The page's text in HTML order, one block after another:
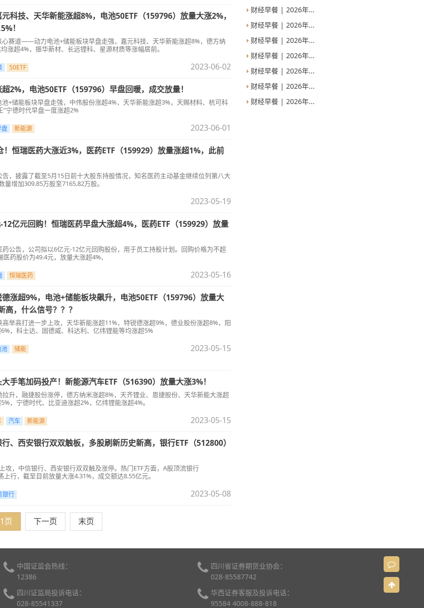
科技、天华新能涨超8%，电池50ETF（159796）放量大涨2%，
！
赛道——动力电池+储能板块早盘走强，嘉元科技、天华新能涨超8%，德方纳
涨超4%，振华新材、长远锂科、星源材质等涨幅居前。
50ETF 2023-06-02
2%，电池50ETF（159796）早盘回暖，成交放量！
+储能板块早盘走强，中伟股份涨超4%，天华新能涨超3%，天赐材料、杭可科
宁德时代早盘一度涨超2%
盘 新能源 2023-06-01
恒瑞医药大涨近3%，医药ETF（159929）放量涨超1%，此前
，披露了截至5月15日前十大股东持股情况，知名医药主动基金继续位列第八大
增加309.85万股至7165.82万股。
2023-05-19
亿元回购！恒瑞医药早盘大涨超4%，医药ETF（159929）放量
公告，公司拟以6亿元-12亿元回购股份，用于员工持股计划。回购价格为不超
药股价为49.4元，放量大涨超4%、
恒瑞医药 2023-05-16
涨超9%，电池+储能板块飙升，电池50ETF（159796）放量大
，什么信号？？？
举高打进一步上攻，天华新能涨超11%，特锐德涨超9%，德业股份涨超8%，阳
，科士达、固德威、科达利、亿纬锂能等均涨超5%
池 储能 2023-05-15
手笔加码投产！新能源汽车ETF（516390）放量大涨3%！
升，融捷股份涨停，德方纳米涨超8%，天齐锂业、恩捷股份、天华新能大涨超
，宁德时代、比亚迪涨超2%，亿纬锂能涨超4%。
汽车 新能源 2023-05-15
、西安银行双双触板，多股刷新历史新高，银行ETF（512800）
攻，中信银行、西安银行双双触及涨停。热门ETF方面，A股顶流银行
上行，截至目前放量大涨4.31%，成交额达8.55亿元。
银行 2023-05-08
页 下一页 末页
财经早餐 | 2026年...
财经早餐 | 2026年...
财经早餐 | 2026年...
财经早餐 | 2026年...
财经早餐 | 2026年...
财经早餐 | 2026年...
财经早餐 | 2026年...
中国证监会热线：
12386
四川证监局投诉电话：
028-85541337
四川省证券期货业协会：
028-85587742
华西证券客服及投诉电话：
95584 4008-888-818